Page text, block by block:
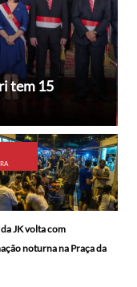
tem 15
JK volta com
noturna na Praça da